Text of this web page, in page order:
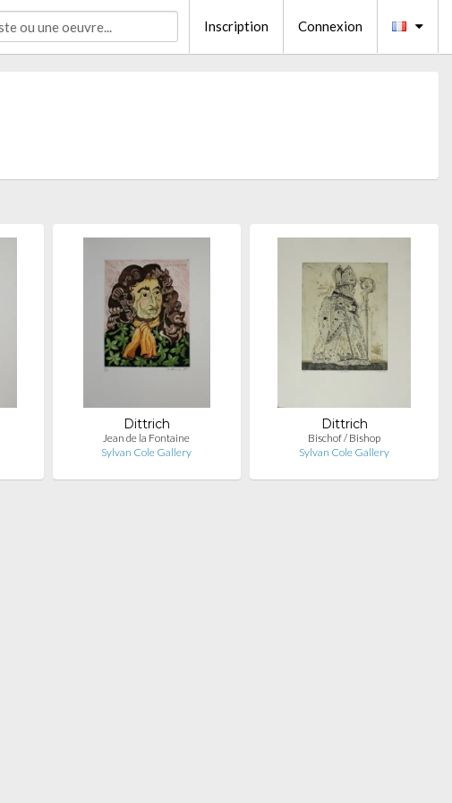
Inscription Connexion
Dittrich
Jean de la Fontaine
Sylvan Cole Gallery
Dittrich
Bischof / Bishop
Sylvan Cole Gallery